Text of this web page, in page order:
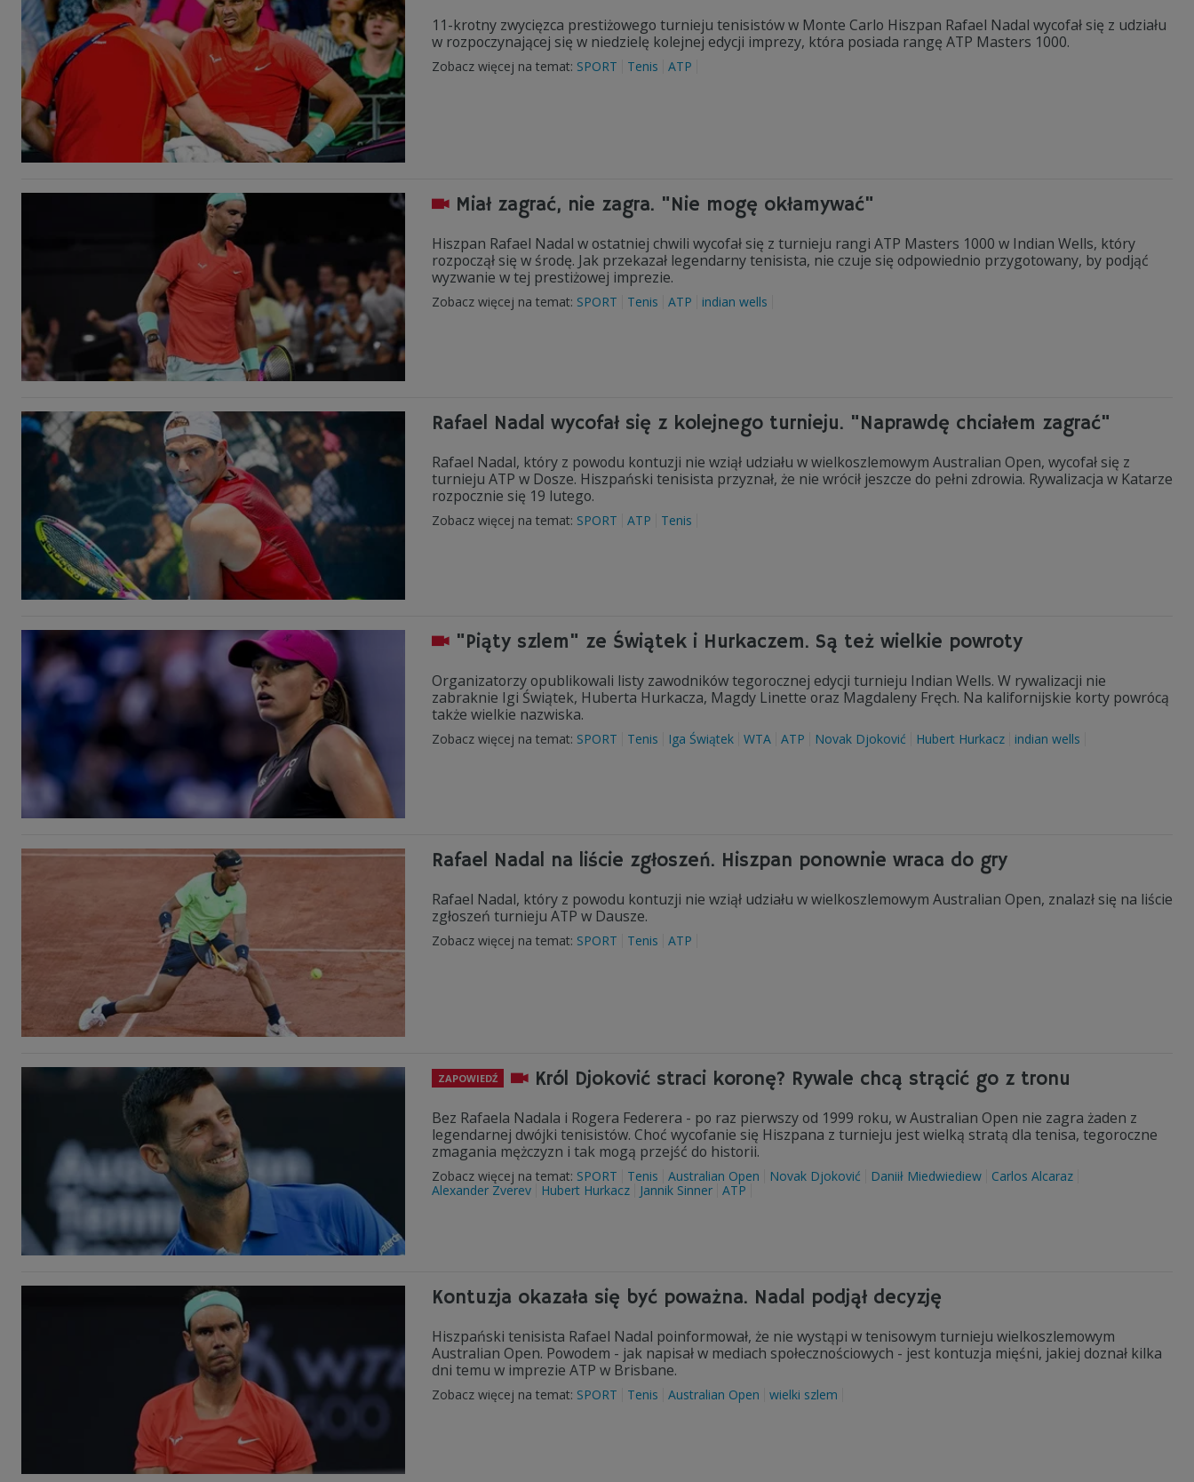
11-krotny zwycięzca prestiżowego turnieju tenisistów w Monte Carlo Hiszpan Rafael Nadal wycofał się z udziału
w rozpoczynającej się w niedzielę kolejnej edycji imprezy, która posiada rangę ATP Masters 1000.
Zobacz więcej na temat: SPORT Tenis ATP
Miał zagrać, nie zagra. "Nie mogę okłamywać"
Hiszpan Rafael Nadal w ostatniej chwili wycofał się z turnieju rangi ATP Masters 1000 w Indian Wells, który
rozpoczął się w środę. Jak przekazał legendarny tenisista, nie czuje się odpowiednio przygotowany, by podjąć
wyzwanie w tej prestiżowej imprezie.
Zobacz więcej na temat: SPORT Tenis ATP indian wells
Rafael Nadal wycofał się z kolejnego turnieju. "Naprawdę chciałem zagrać"
Rafael Nadal, który z powodu kontuzji nie wziął udziału w wielkoszlemowym Australian Open, wycofał się z
turnieju ATP w Dosze. Hiszpański tenisista przyznał, że nie wrócił jeszcze do pełni zdrowia. Rywalizacja w Katarze
rozpocznie się 19 lutego.
Zobacz więcej na temat: SPORT ATP Tenis
"Piąty szlem" ze Świątek i Hurkaczem. Są też wielkie powroty
Organizatorzy opublikowali listy zawodników tegorocznej edycji turnieju Indian Wells. W rywalizacji nie
zabraknie Igi Świątek, Huberta Hurkacza, Magdy Linette oraz Magdaleny Fręch. Na kalifornijskie korty powrócą
także wielkie nazwiska.
Zobacz więcej na temat: SPORT Tenis Iga Świątek WTA ATP Novak Djoković Hubert Hurkacz indian wells
Rafael Nadal na liście zgłoszeń. Hiszpan ponownie wraca do gry
Rafael Nadal, który z powodu kontuzji nie wziął udziału w wielkoszlemowym Australian Open, znalazł się na liście
zgłoszeń turnieju ATP w Dausze.
Zobacz więcej na temat: SPORT Tenis ATP
ZAPOWIEDŹ Król Djoković straci koronę? Rywale chcą strącić go z tronu
Bez Rafaela Nadala i Rogera Federera - po raz pierwszy od 1999 roku, w Australian Open nie zagra żaden z
legendarnej dwójki tenisistów. Choć wycofanie się Hiszpana z turnieju jest wielką stratą dla tenisa, tegoroczne
zmagania mężczyzn i tak mogą przejść do historii.
Zobacz więcej na temat: SPORT Tenis Australian Open Novak Djoković Daniił Miedwiediew
Carlos Alcaraz
Alexander Zverev
Hubert Hurkacz Jannik Sinner ATP
Kontuzja okazała się być poważna. Nadal podjął decyzję
Hiszpański tenisista Rafael Nadal poinformował, że nie wystąpi w tenisowym turnieju wielkoszlemowym
Australian Open. Powodem - jak napisał w mediach społecznościowych - jest kontuzja mięśni, jakiej doznał kilka
dni temu w imprezie ATP w Brisbane.
Zobacz więcej na temat: SPORT Tenis Australian Open wielki szlem